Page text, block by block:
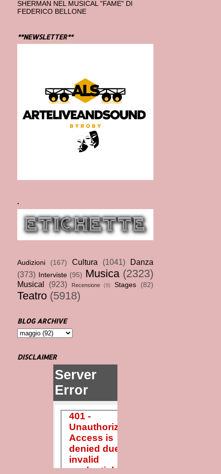
SHERMAN NEL MUSICAL "FAME" DI
FEDERICO BELLONE
**NEWSLETTER**
.
Audizioni (167) Cultura (1041)
Danza
(373)
Interviste (95) Musica (2323)
Musical (923) Recensione (9) Stages (82)
Teatro (5918)
BLOG ARCHIVE
DISCLAIMER